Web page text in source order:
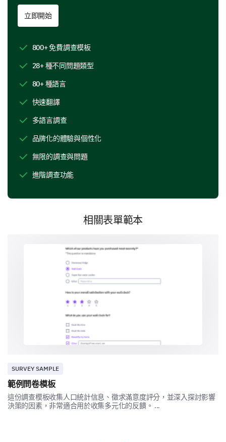
工作人員友善度
整體滿意度
您能描述一下您在最近的經驗中遇到的任何挑戰
或問題嗎？
您的意見很重要
您是否同意以下陳述？
是
員工知識豐富。
環境讓人感到受歡迎。
服務符合我的期望。
根據您的經驗，您會多大可能向他人推薦我們的
非常可能
可能
立即開始
800+ 免費調查模板
28+ 種不同問題類型
80+ 種語言
快速翻譯
多語言調查
品牌化的體驗與個性化
無限的調查與問題
進階調查功能
相關表單範本
SURVEY SAMPLE
範例問卷模板
這份調查模板收集人口統計信息、徵求滿意度評分，並深入探討影響
決策的因素，非常適合用於收集多元化的反饋。 ...